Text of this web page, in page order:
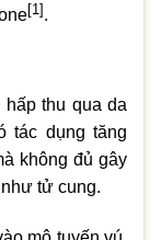
[1] .
thu qua da
tác dụng tăng
không đủ gây
tử cung.